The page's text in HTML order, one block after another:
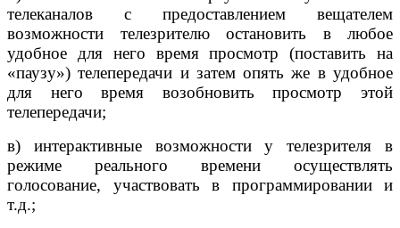
телеканалов с предоставлением вещателем
возможности телезрителю остановить в любое
удобное для него время просмотр (поставить на
«паузу») телепередачи и затем опять же в удобное
для него время возобновить просмотр этой
телепередачи;
в) интерактивные возможности у телезрителя в
режиме реального времени осуществлять
голосование, участвовать в программировании и
т.д.;